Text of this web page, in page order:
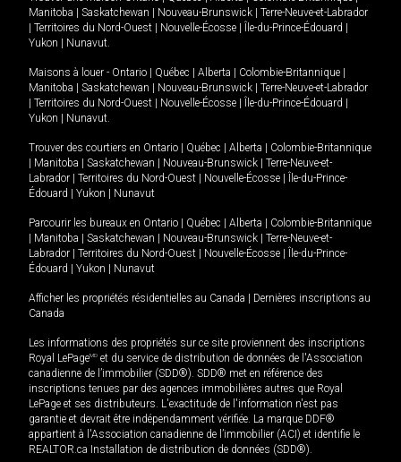
Manitoba
Saskatchewan Nouveau-Brunswick
Terre-Neuve-et-Labrador
Territoires du Nord-Ouest Nouvelle-Écosse Île-du-Prince-Édouard
Yukon
Nunavut.
Maisons à louer - Ontario Québec Alberta Colombie-Britannique
Manitoba
Saskatchewan Nouveau-Brunswick
Terre-Neuve-et-Labrador
Territoires du Nord-Ouest Nouvelle-Écosse Île-du-Prince-Édouard
Yukon
Nunavut.
Trouver des courtiers en Ontario Québec Alberta
Colombie-Britannique
Manitoba Saskatchewan Nouveau-Brunswick
Terre-Neuve-et-
Labrador
Territoires du Nord-Ouest Nouvelle-Écosse
Île-du-Prince-
Édouard
Yukon Nunavut
Parcourir les bureaux en Ontario Québec Alberta
Colombie-Britannique
Manitoba Saskatchewan Nouveau-Brunswick
Terre-Neuve-et-
Labrador
Territoires du Nord-Ouest Nouvelle-Écosse
Île-du-Prince-
Édouard
Yukon Nunavut
Afficher les propriétés résidentielles au Canada
Dernières inscriptions au
Canada
Les informations des propriétés sur ce site proviennent des inscriptions
Royal LePageMD et du service de distribution de données de l'Association
canadienne de l’immobilier (SDD®). SDD® met en référence des
inscriptions tenues par des agences immobilières autres que Royal
LePage et ses distributeurs. L'exactitude de l'information n'est pas
garantie et devrait être indépendamment vérifiée. La marque DDF®
appartient à l'Association canadienne de l’immobilier (ACI) et identifie le
REALTOR.ca Installation de distribution de données (SDD®).